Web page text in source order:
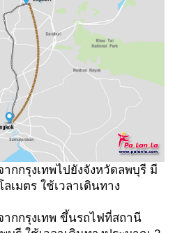
ากกรุงเทพไปยังจังหวัดลพบุรี มี
เมตร ใช้เวลาเดินทาง
ากกรุงเทพ ขึ้นรถไฟที่สถานี